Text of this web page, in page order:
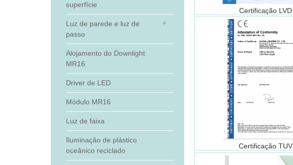
superfície
Luz de parede e luz de
passo
Alojamento do Downlight
MR16
Driver de LED
Módulo MR16
Luz de faixa
Iluminação de plástico
oceânico reciclado
Certificação LVD
Certificação TUV